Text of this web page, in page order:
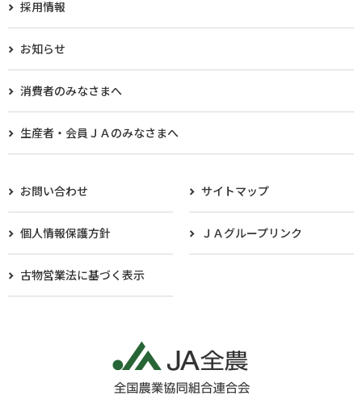
採用情報
お知らせ
消費者のみなさまへ
生産者・会員ＪＡのみなさまへ​
お問い合わせ サイトマップ
個人情報保護方針 ＪＡグループリンク
古物営業法に基づく表示